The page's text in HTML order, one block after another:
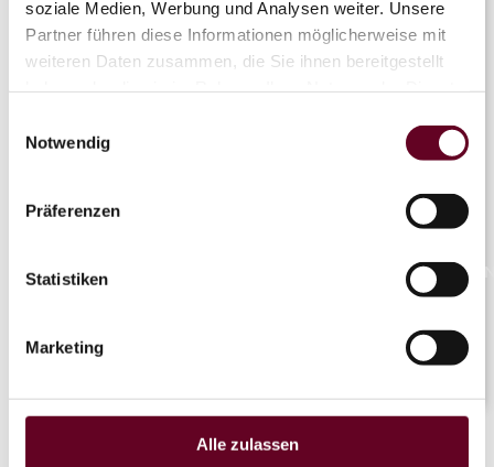
soziale Medien, Werbung und Analysen weiter. Unsere
Partner führen diese Informationen möglicherweise mit
weiteren Daten zusammen, die Sie ihnen bereitgestellt
Notwendig
Präferenzen
Statistiken
Marketing
Alle zulassen
Flyline
OTHAL
NaN°/
LIVE
Váš tým OTHAL Erlebnisregion